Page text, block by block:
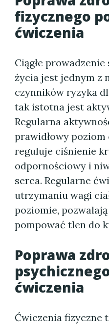
fizycznego
ćwiczenia
Ciągłe
życia jest jednym z
czynników ryzyka
tak istotna jest
Regularna
prawidłowy
reguluje ciśnienie
odpornościowy i
serca. Regularne
utrzymaniu wagi
poziomie,
pompować tlen do
Poprawa
ćwiczenia
Ćwiczenia fizyczne